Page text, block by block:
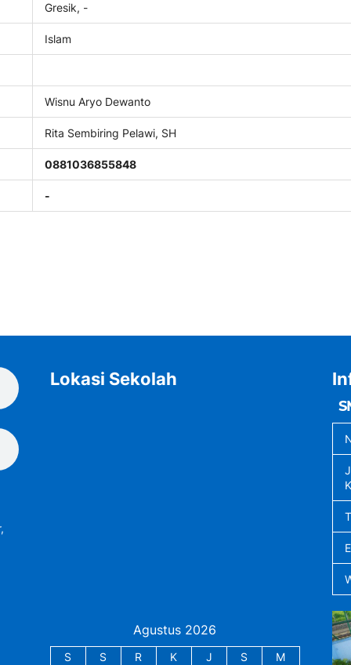
Gresik, -
Islam
Wisnu Aryo Dewanto
Rita Sembiring Pelawi, SH
0881036855848
-
Lokasi Sekolah
Agustus 2026
S S R K J S M